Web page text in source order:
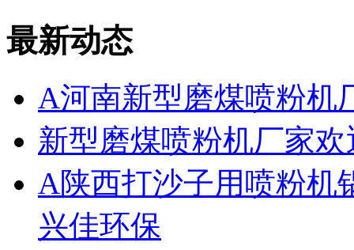
最新动态
A河南新型磨煤喷粉机
新型磨煤喷粉机厂家
A陕西打沙子用喷粉机
兴佳环保